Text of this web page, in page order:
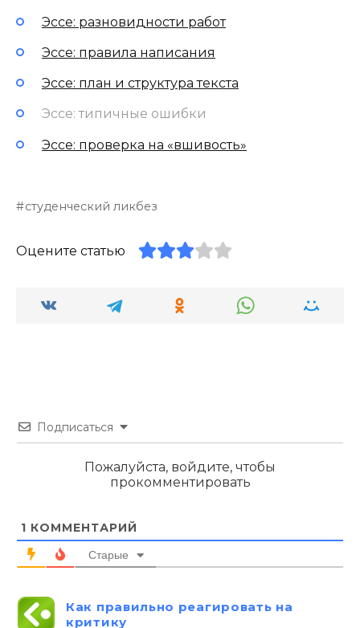
Эссе: разновидности работ
Эссе: правила написания
Эссе: план и структура текста
Эссе: типичные ошибки
Эссе: проверка на «вшивость»
студенческий ликбез
Оцените статью
Подписаться
Пожалуйста, войдите, чтобы
прокомментировать
1 КОММЕНТАРИЙ
Старые
Как правильно реагировать на
критику